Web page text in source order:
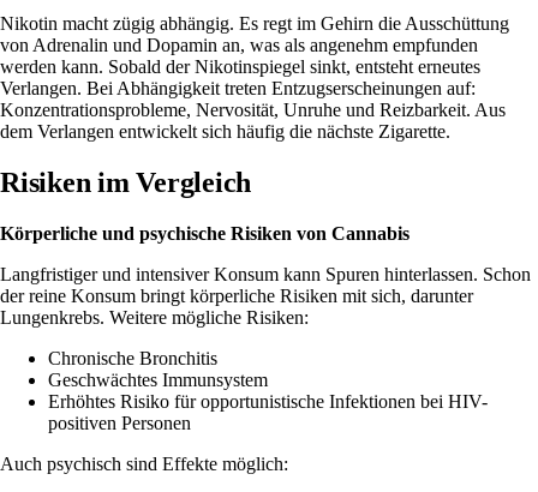
Nikotin macht zügig abhängig. Es regt im Gehirn die Ausschüttung
von Adrenalin und Dopamin an, was als angenehm empfunden
werden kann. Sobald der Nikotinspiegel sinkt, entsteht erneutes
Verlangen. Bei Abhängigkeit treten Entzugserscheinungen auf:
Konzentrationsprobleme, Nervosität, Unruhe und Reizbarkeit. Aus
dem Verlangen entwickelt sich häufig die nächste Zigarette.
Risiken im Vergleich
Körperliche und psychische Risiken von Cannabis
Langfristiger und intensiver Konsum kann Spuren hinterlassen. Schon
der reine Konsum bringt körperliche Risiken mit sich, darunter
Lungenkrebs. Weitere mögliche Risiken:
Chronische Bronchitis
Geschwächtes Immunsystem
Erhöhtes Risiko für opportunistische Infektionen bei HIV-
positiven Personen
Auch psychisch sind Effekte möglich: